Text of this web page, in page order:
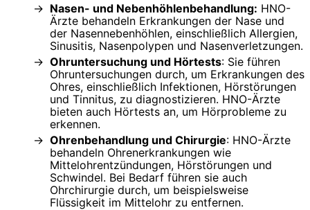
Nasen- und Nebenhöhlenbehandlung: HNO-
Ärzte behandeln Erkrankungen der Nase und
der Nasennebenhöhlen, einschließlich Allergien,
Sinusitis, Nasenpolypen und Nasenverletzungen.
Ohruntersuchung und Hörtests: Sie führen
Ohruntersuchungen durch, um Erkrankungen des
Ohres, einschließlich Infektionen, Hörstörungen
und Tinnitus, zu diagnostizieren. HNO-Ärzte
bieten auch Hörtests an, um Hörprobleme zu
erkennen.
Ohrenbehandlung und Chirurgie: HNO-Ärzte
behandeln Ohrenerkrankungen wie
Mittelohrentzündungen, Hörstörungen und
Schwindel. Bei Bedarf führen sie auch
Ohrchirurgie durch, um beispielsweise
Flüssigkeit im Mittelohr zu entfernen.